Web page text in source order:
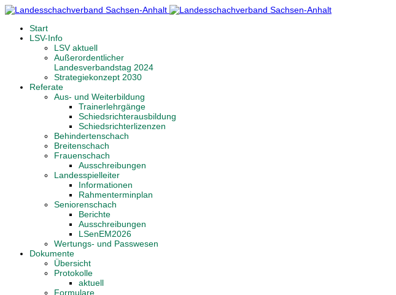
Start
LSV-Info
LSV aktuell
Außerordentlicher
Landesverbandstag 2024
Strategiekonzept 2030
Referate
Aus- und Weiterbildung
Trainerlehrgänge
Schiedsrichterausbildung
Schiedsrichterlizenzen
Behindertenschach
Breitenschach
Frauenschach
Ausschreibungen
Landesspielleiter
Informationen
Rahmenterminplan
Seniorenschach
Berichte
Ausschreibungen
LSenEM2026
Wertungs- und Passwesen
Dokumente
Übersicht
Protokolle
aktuell
Formulare